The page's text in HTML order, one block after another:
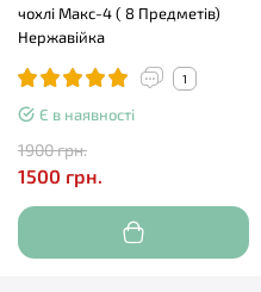
чохлі Макс-4 ( 8 Предметів)
Нержавійка
1
Є в наявності
1900 грн.
1500 грн.